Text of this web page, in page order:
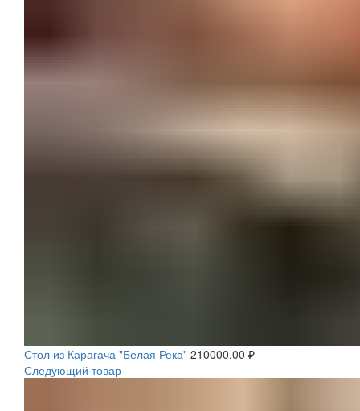
Стол из Карагача "Белая Река" 210000,00 ₽
Следующий товар